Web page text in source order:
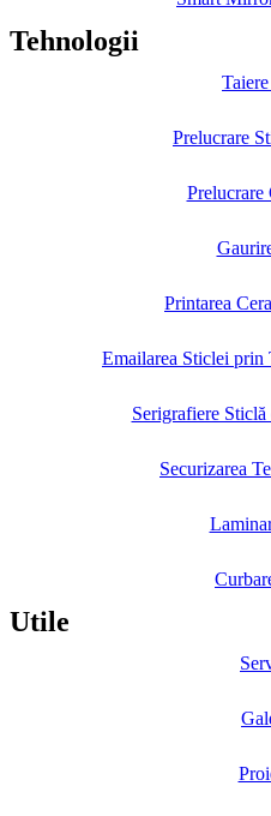
Tehnologii
Prelucrare
Prelucrare
Printarea
Emailarea Sticlei
Serigrafiere
Securizarea
Utile